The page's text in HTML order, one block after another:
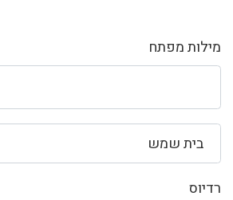
מילות מפתח
בית שמש
רדיוס